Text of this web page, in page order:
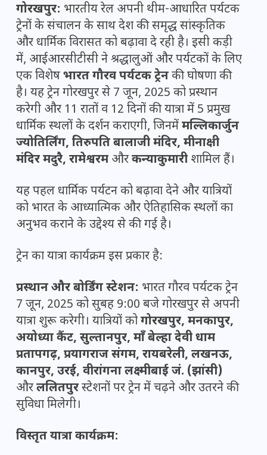
गोरखपुर: भारतीय रेल अपनी थीम-आधारित पर्यटक
ट्रेनों के संचालन के साथ देश की समृद्ध सांस्कृतिक
और धार्मिक विरासत को बढ़ावा दे रही है। इसी कड़ी
में, आईआरसीटीसी ने श्रद्धालुओं और पर्यटकों के लिए
एक विशेषभारत गौरव पर्यटक ट्रेनकी घोषणा की
है। यह ट्रेन गोरखपुर से 7 जून, 2025 को प्रस्थान
करेगी और 11 रातों व 12 दिनों की यात्रा में 5 प्रमुख
धार्मिक स्थलों के दर्शन कराएगी, जिनमेंमल्लिकार्जुन
ज्योतिर्लिंग, तिरुपति बालाजी मंदिर, मीनाक्षी
मंदिर मदुरै, रामेश्वरम औरकन्याकुमारी शामिल हैं।
यह पहल धार्मिक पर्यटन को बढ़ावा देने और यात्रियों
को भारत के आध्यात्मिक और ऐतिहासिक स्थलों का
अनुभव कराने के उद्देश्य से की गई है।
ट्रेन का यात्रा कार्यक्रम इस प्रकार है:
प्रस्थान और बोर्डिंग स्टेशन: भारत गौरव पर्यटक ट्रेन
7 जून, 2025 को सुबह 9:00 बजे गोरखपुर से अपनी
यात्रा शुरू करेगी। यात्रियों कोगोरखपुर, मनकापुर,
अयोध्या कैंट, सुल्तानपुर, माँ बेल्हा देवी धाम
प्रतापगढ़, प्रयागराज संगम, रायबरेली, लखनऊ,
कानपुर, उरई, वीरांगना लक्ष्मीबाई जं. (झांसी)
औरललितपुरस्टेशनों पर ट्रेन में चढ़ने और उतरने की
सुविधा मिलेगी।
विस्तृत यात्रा कार्यक्रम: